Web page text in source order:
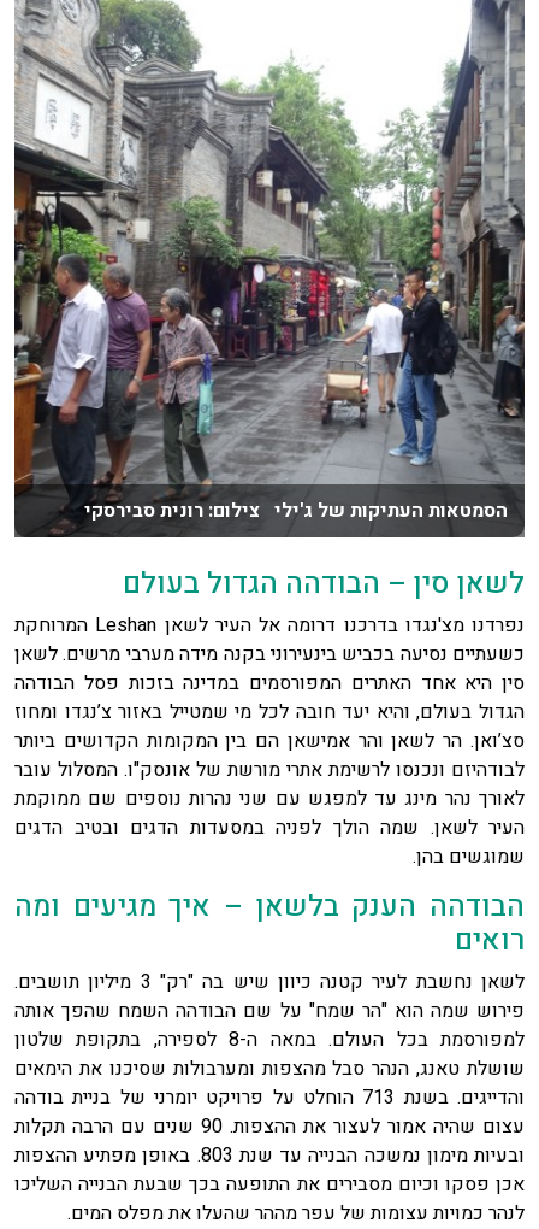
הסמטאות העתיקות של ג'ילי צילום: רונית סבירסקי
לשאן סין – הבודהה הגדול בעולם
נפרדנו מצ'נגדו בדרכנו דרומה אל העיר לשאן Leshan המרוחקת
כשעתיים נסיעה בכביש בינעירוני בקנה מידה מערבי מרשים. לשאן
סין היא אחד האתרים המפורסמים במדינה בזכות פסל הבודהה
הגדול בעולם, והיא יעד חובה לכל מי שמטייל באזור צ’נגדו ומחוז
סצ’ואן. הר לשאן והר אמישאן הם בין המקומות הקדושים ביותר
לבודהיזם ונכנסו לרשימת אתרי מורשת של אונסק"ו. המסלול עובר
לאורך נהר מינג עד למפגש עם שני נהרות נוספים שם ממוקמת
העיר לשאן. שמה הולך לפניה במסעדות הדגים ובטיב הדגים
שמוגשים בהן.
הבודהה הענק בלשאן – איך מגיעים ומה
רואים
לשאן נחשבת לעיר קטנה כיוון שיש בה "רק" 3 מיליון תושבים.
פירוש שמה הוא "הר שמח" על שם הבודהה השמח שהפך אותה
למפורסמת בכל העולם. במאה ה-8 לספירה, בתקופת שלטון
שושלת טאנג, הנהר סבל מהצפות ומערבולות שסיכנו את הימאים
והדייגים. בשנת 713 הוחלט על פרויקט יומרני של בניית בודהה
עצום שהיה אמור לעצור את ההצפות. 90 שנים עם הרבה תקלות
ובעיות מימון נמשכה הבנייה עד שנת 803. באופן מפתיע ההצפות
אכן פסקו וכיום מסבירים את התופעה בכך שבעת הבנייה השליכו
לנהר כמויות עצומות של עפר מההר שהעלו את מפלס המים.